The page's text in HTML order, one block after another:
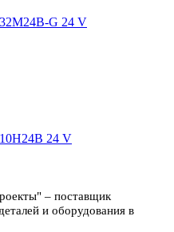
G 24 V
24 V
– поставщик
и оборудования в